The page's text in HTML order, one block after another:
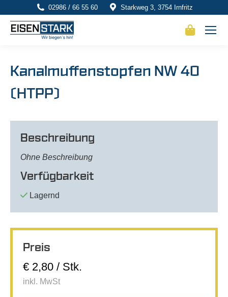
02986 / 66 55 60 Starkweg 3, 3754 Irnfritz
Kanalmuffenstopfen NW 40
(HTPP)
Beschreibung
Ohne Beschreibung
Verfügbarkeit
Lagernd
Preis
€ 2,80 / Stk.
inkl. MwSt